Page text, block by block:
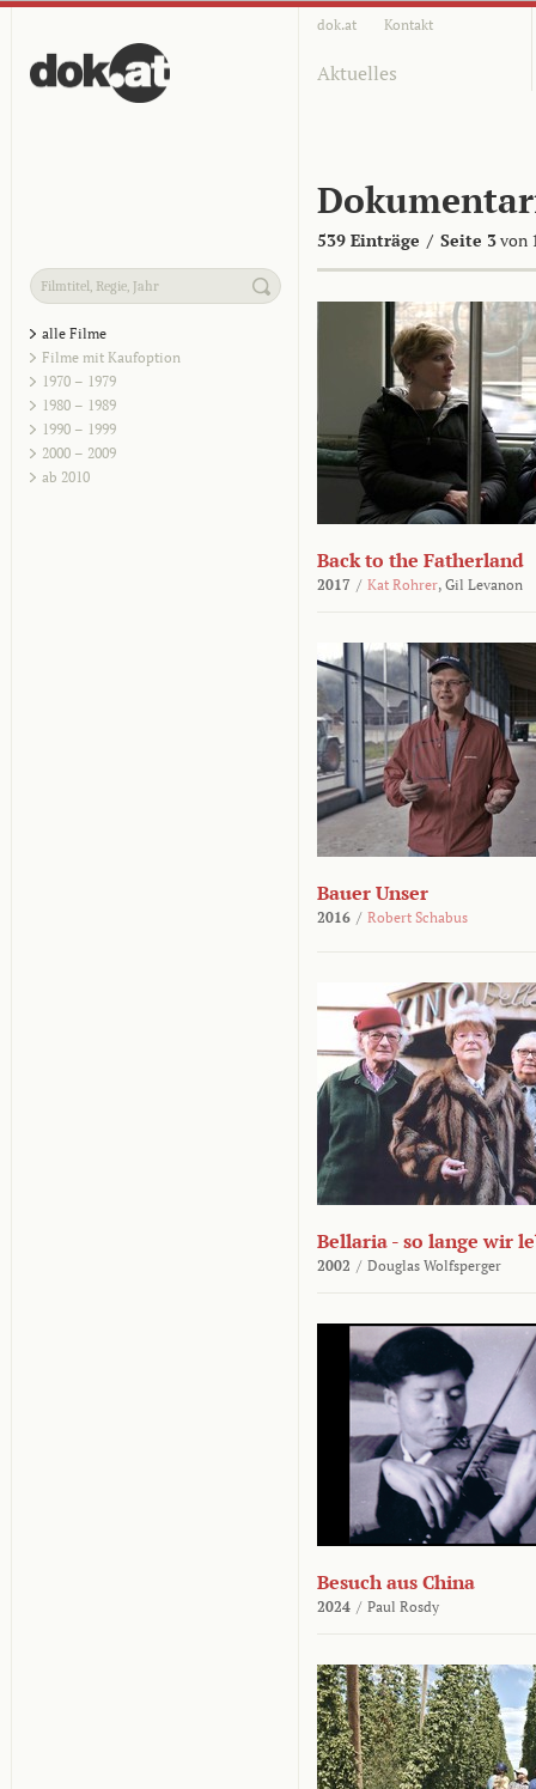
dok.at Kontakt
Aktuelles
539 Einträge / Seite 3von
alle Filme
Filme mit Kaufoption
1970 – 1979
1980 – 1989
1990 – 1999
2000 – 2009
ab 2010
Back to the Fatherland
2017 / Kat Rohrer, Gil Levanon
Bauer Unser
2016 / Robert Schabus
Bellaria - so lange wir
2002 / Douglas Wolfsperger
Besuch aus China
2024 / Paul Rosdy